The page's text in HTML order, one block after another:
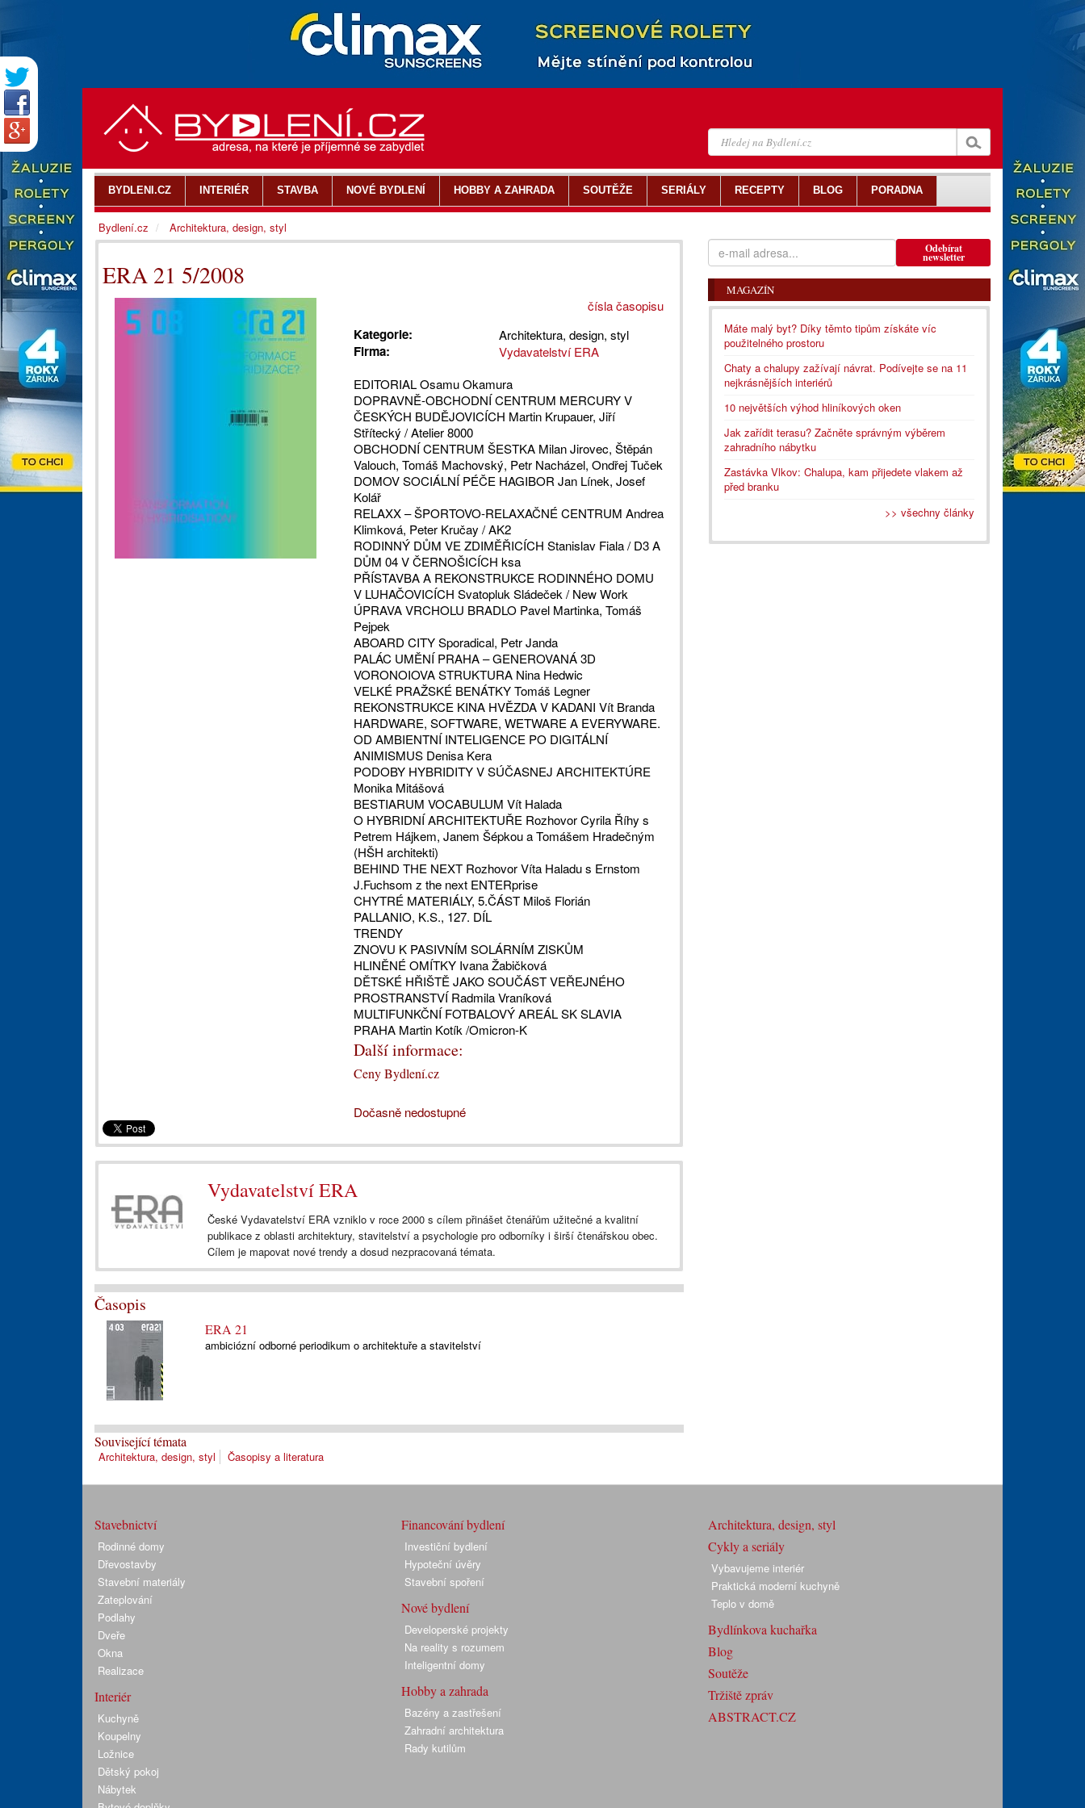
ERA 21 5/2008
čísla časopisu
Kategorie: Architektura, design, styl
Firma:
Vydavatelství ERA
EDITORIAL Osamu Okamura
DOPRAVNĚ-OBCHODNÍ CENTRUM MERCURY V
ČESKÝCH BUDĚJOVICÍCH Martin Krupauer, Jiří
Střítecký / Atelier 8000
OBCHODNÍ CENTRUM ŠESTKA Milan Jirovec, Štěpán
Valouch, Tomáš Machovský, Petr Nacházel, Ondřej Tuček
DOMOV SOCIÁLNÍ PÉČE HAGIBOR Jan Línek, Josef
Kolář
RELAXX – ŠPORTOVO-RELAXAČNÉ CENTRUM Andrea
Klimková, Peter Kručay / AK2
RODINNÝ DŮM VE ZDIMĚŘICÍCH Stanislav Fiala / D3 A
DŮM 04 V ČERNOŠICÍCH ksa
PŘÍSTAVBA A REKONSTRUKCE RODINNÉHO DOMU
V LUHAČOVICÍCH Svatopluk Sládeček / New Work
ÚPRAVA VRCHOLU BRADLO Pavel Martinka, Tomáš
Pejpek
ABOARD CITY Sporadical, Petr Janda
PALÁC UMĚNÍ PRAHA – GENEROVANÁ 3D
VORONOIOVA STRUKTURA Nina Hedwic
VELKÉ PRAŽSKÉ BENÁTKY Tomáš Legner
REKONSTRUKCE KINA HVĚZDA V KADANI Vít Branda
HARDWARE, SOFTWARE, WETWARE A EVERYWARE.
OD AMBIENTNÍ INTELIGENCE PO DIGITÁLNÍ
ANIMISMUS Denisa Kera
PODOBY HYBRIDITY V SÚČASNEJ ARCHITEKTÚRE
Monika Mitášová
BESTIARUM VOCABULUM Vít Halada
O HYBRIDNÍ ARCHITEKTUŘE Rozhovor Cyrila Říhy s
Petrem Hájkem, Janem Šépkou a Tomášem Hradečným
(HŠH architekti)
BEHIND THE NEXT Rozhovor Víta Haladu s Ernstom
J.Fuchsom z the next ENTERprise
CHYTRÉ MATERIÁLY, 5.ČÁST Miloš Florián
PALLANIO, K.S., 127. DÍL
TRENDY
ZNOVU K PASIVNÍM SOLÁRNÍM ZISKŮM
HLINĚNÉ OMÍTKY Ivana Žabičková
DĚTSKÉ HŘIŠTĚ JAKO SOUČÁST VEŘEJNÉHO
PROSTRANSTVÍ Radmila Vraníková
MULTIFUNKČNÍ FOTBALOVÝ AREÁL SK SLAVIA
PRAHA Martin Kotík /Omicron-K
Další informace:
Ceny Bydlení.cz
Dočasně nedostupné
Vydavatelství ERA
České Vydavatelství ERA vzniklo v roce 2000 s cílem přinášet čtenářům užitečné a kvalitní
publikace z oblasti architektury, stavitelství a psychologie pro odborníky i širší čtenářskou obec.
Cílem je mapovat nové trendy a dosud nezpracovaná témata.
Časopis
ERA 21
ambiciózní odborné periodikum o architektuře a stavitelství
Související témata
Architektura, design, styl Časopisy a literatura
Odebírat
newsletter
MAGAZÍN
Máte malý byt? Díky těmto tipům získáte víc
použitelného prostoru
Chaty a chalupy zažívají návrat. Podívejte se na 11
nejkrásnějších interiérů
10 největších výhod hliníkových oken
Jak zařídit terasu? Začněte správným výběrem
zahradního nábytku
Zastávka Vlkov: Chalupa, kam přijedete vlakem až
před branku
>> všechny články
BYDLENI.CZ INTERIÉR STAVBA NOVÉ BYDLENÍ HOBBY A ZAHRADA SOUTĚŽE SERIÁLY RECEPTY BLOG PORADNA
Bydlení.cz Architektura, design, styl
Stavebnictví
Rodinné domy
Dřevostavby
Stavební materiály
Zateplování
Podlahy
Dveře
Okna
Realizace
Interiér
Kuchyně
Koupelny
Ložnice
Dětský pokoj
Nábytek
Financování bydlení
Investiční bydlení
Hypoteční úvěry
Stavební spoření
Nové bydlení
Developerské projekty
Na reality s rozumem
Inteligentní domy
Hobby a zahrada
Bazény a zastřešení
Zahradní architektura
Rady kutilům
Architektura, design, styl
Cykly a seriály
Vybavujeme interiér
Praktická moderní kuchyně
Teplo v domě
Bydlínkova kuchařka
Blog
Soutěže
Tržiště zpráv
ABSTRACT.CZ